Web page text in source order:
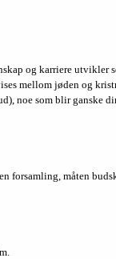
og karriere utvikler
mellom jøden og
noe som blir ganske
forsamling, måten